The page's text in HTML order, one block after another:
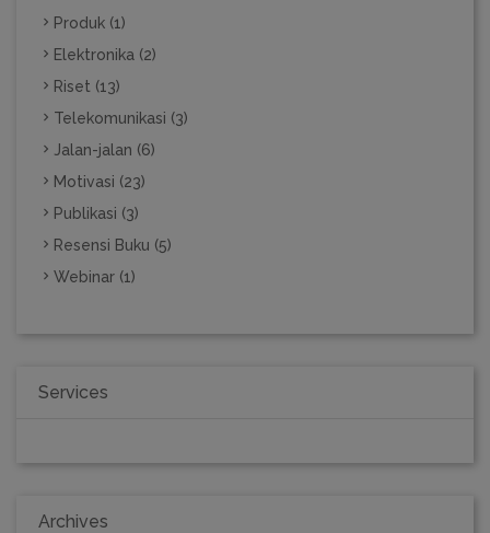
Produk (1)
Elektronika (2)
Riset (13)
Telekomunikasi (3)
Jalan-jalan (6)
Motivasi (23)
Publikasi (3)
Resensi Buku (5)
Webinar (1)
Services
Archives